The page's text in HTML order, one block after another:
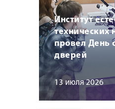
Институт
технических
провел День
дверей
13 июля 2026